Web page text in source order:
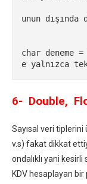
unun dışında
char
e yalnızca
6- Double,
Sayısal veri tiplerini
v.s) fakat dikkat
ondalıklı yani kesirli
KDV hesaplayan